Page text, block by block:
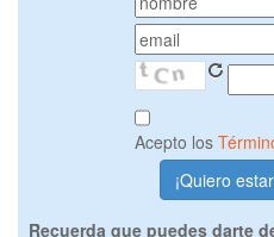
Acepto los
Recuerda que puedes darte